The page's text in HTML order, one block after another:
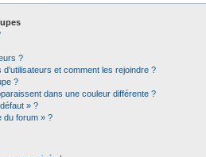
?
et comment les rejoindre ?
?
dans une couleur différente ?
» ?
du forum » ?